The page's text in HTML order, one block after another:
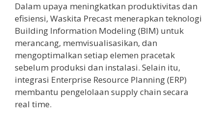
Dalam upaya meningkatkan produktivitas dan
efisiensi, Waskita Precast menerapkan teknologi
Building Information Modeling (BIM) untuk
merancang, memvisualisasikan, dan
mengoptimalkan setiap elemen pracetak
sebelum produksi dan instalasi. Selain itu,
integrasi Enterprise Resource Planning (ERP)
membantu pengelolaan supply chain secara
real time.